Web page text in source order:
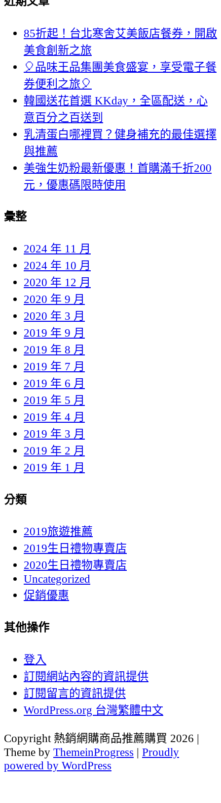
85折起！台北寒舍艾美飯店餐券，開啟
美食創新之旅
🎈品味王品集團美食盛宴，享受電子餐
券便利之旅🎈
韓國送花首選 KKday，全區配送，心
意百分之百送到
乳清蛋白哪裡買？健身補充的最佳選擇
與推薦
美強生奶粉最新優惠！首購滿千折200
元，優惠碼限時使用
彙整
2024 年 11 月
2024 年 10 月
2020 年 12 月
2020 年 9 月
2020 年 3 月
2019 年 9 月
2019 年 8 月
2019 年 7 月
2019 年 6 月
2019 年 5 月
2019 年 4 月
2019 年 3 月
2019 年 2 月
2019 年 1 月
分類
2019旅遊推薦
2019生日禮物專賣店
2020生日禮物專賣店
Uncategorized
促銷優惠
其他操作
登入
訂閱網站內容的資訊提供
訂閱留言的資訊提供
WordPress.org 台灣繁體中文
Copyright 熱銷網購商品推薦購買 2026 |
Theme by ThemeinProgress | Proudly
powered by WordPress